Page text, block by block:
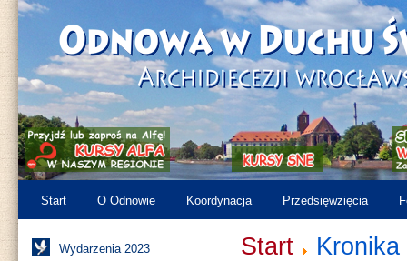
Start O Odnowie Koordynacja Przedsięwzięcia
Wydarzenia 2023
Start Kronika